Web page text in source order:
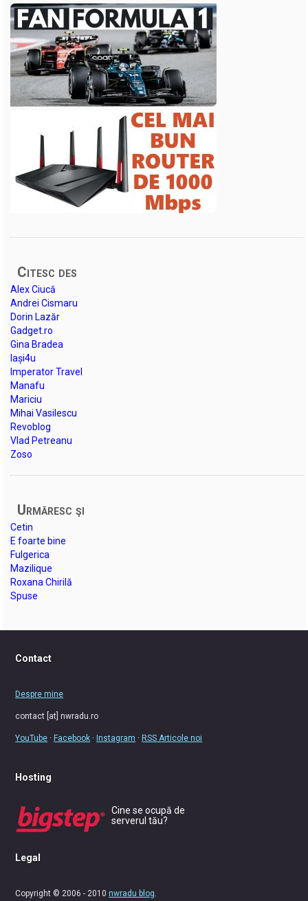
Citesc des
Alex Ciucă
Andrei Cismaru
Dorin Lazăr
Gadget.ro
Gina Bradea
Iași4u
Imperator Travel
Manafu
Mariciu
Mihai Vasilescu
Revoblog
Vlad Petreanu
Zoso
Urmăresc şi
Cetin
E foarte bine
Fulgerica
Mazilique
Roxana Chirilă
Spuse
Contact
Despre mine
contact [at] nwradu.ro
YouTube · Facebook · Instagram · RSS Articole noi
Hosting
Cine se ocupă de
serverul tău?
Legal
Copyright © 2006 - 2010nwradu blog.